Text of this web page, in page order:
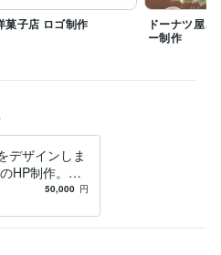
ル
年
サイト制作
チ・ヘッダーデザインなど
経営 ビジネス
コンサルティング
菓子店 ロゴ制作
ドーナツ屋
ー制作
デザインしま
HP制作。ゴ
ます！50,000 円